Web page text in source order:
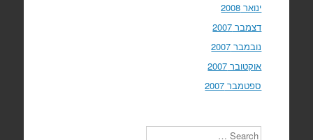
ינואר 2008
דצמבר 2007
נובמבר 2007
אוקטובר 2007
ספטמבר 2007
Search